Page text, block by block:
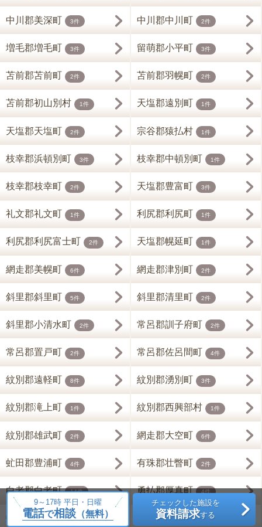
9～17時 平日・日曜
電話で相談（無料）
チェックした施設を
資料請求する
中川郡美深町 3件 中川郡中川町 2件
増毛郡増毛町 3件 留萌郡小平町 3件
苫前郡苫前町 2件 苫前郡羽幌町 2件
苫前郡初山別村 1件 天塩郡遠別町 1件
天塩郡天塩町 2件 宗谷郡猿払村 1件
枝幸郡浜頓別町 3件 枝幸郡中頓別町 1件
枝幸郡枝幸町 2件 天塩郡豊富町 3件
礼文郡礼文町 1件 利尻郡利尻町 1件
利尻郡利尻富士町 2件 天塩郡幌延町 1件
網走郡美幌町 6件 網走郡津別町 2件
斜里郡斜里町 5件 斜里郡清里町 2件
斜里郡小清水町 2件 常呂郡訓子府町 2件
常呂郡置戸町 2件 常呂郡佐呂間町 4件
紋別郡遠軽町 8件 紋別郡湧別町 3件
紋別郡滝上町 1件 紋別郡西興部村 1件
紋別郡雄武町 2件 網走郡大空町 6件
虻田郡豊浦町 4件 有珠郡壮瞥町 2件
白老郡白老町 14件 勇払郡厚真町 4件
虻田郡洞爺湖町 5件 勇払郡安平町 5件